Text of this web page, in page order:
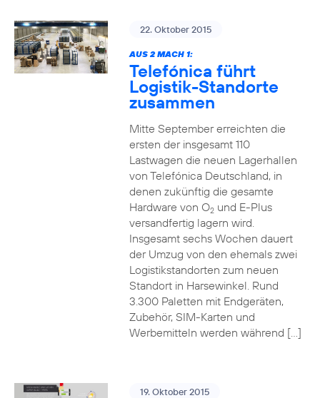
22. Oktober 2015
AUS 2 MACH 1:
Telefónica führt
Logistik-Standorte
zusammen
Mitte September erreichten die
ersten der insgesamt 110
Lastwagen die neuen Lagerhallen
von Telefónica Deutschland, in
denen zukünftig die gesamte
Hardware von O2und E-Plus
versandfertig lagern wird.
Insgesamt sechs Wochen dauert
der Umzug von den ehemals zwei
Logistikstandorten zum neuen
Standort in Harsewinkel. Rund
3.300 Paletten mit Endgeräten,
Zubehör, SIM-Karten und
Werbemitteln werden während […]
19. Oktober 2015